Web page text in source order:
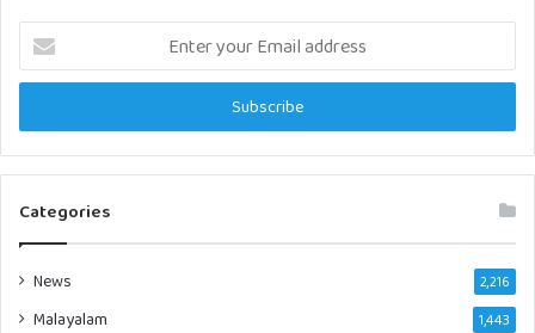
Enter
your
Email
Categories
News 2,216
Malayalam 1,443